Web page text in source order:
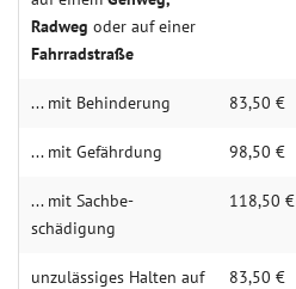
Rad­weg oder auf einer
Fahr­rad­straße
... mit Behin­derung 83,50 €
... mit Gefähr­dung 98,50 €
... mit Sachbe­
schädigung
118,50 €
unzulässiges Halten auf
83,50 €